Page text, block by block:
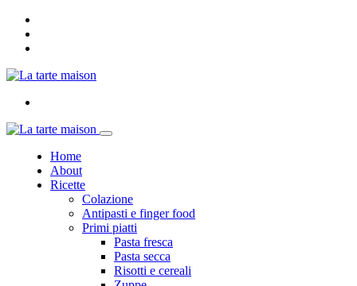
Home
About
Ricette
Colazione
Antipasti e finger food
Primi piatti
Pasta fresca
Pasta secca
Risotti e cereali